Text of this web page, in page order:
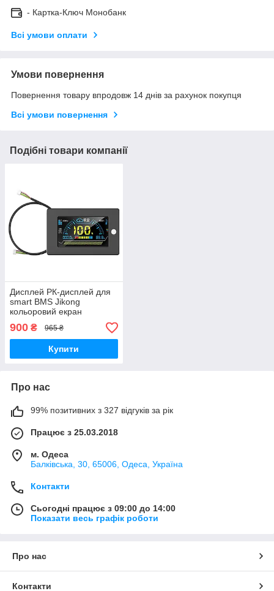
- Картка-Ключ Монобанк
Всі умови оплати
Умови повернення
Повернення товару впродовж 14 днів за рахунок покупця
Всі умови повернення
Подібні товари компанії
Дисплей РК-дисплей для
smart BMS Jikong
кольоровий екран
900 ₴ 965 ₴
Купити
Про нас
99% позитивних з 327 відгуків за рік
Працює з 25.03.2018
м. Одеса
Балківська, 30, 65006, Одеса, Україна
Контакти
Сьогодні працює з 09:00 до 14:00
Показати весь графік роботи
Про нас
Контакти